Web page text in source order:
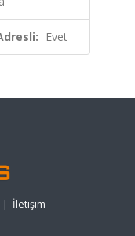
Evet
| İletişim